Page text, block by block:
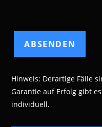
Hinweis: Derartige Fälle
Garantie auf Erfolg gibt
individuell.